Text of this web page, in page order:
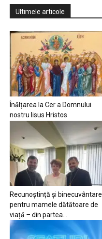
Ultimele articole
Înălțarea la Cer a Domnului
nostru Iisus Hristos
Recunoștință și binecuvântare
pentru mamele dătătoare de
viață – din partea...